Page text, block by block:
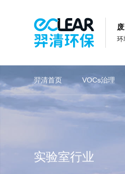
环
羿清首页 VOCs治理
重点推荐 石油化工行业重点推荐
观羿清发展
专注废气治理技术创新
企业文化
旗下网站
上海羿蓝官网
实验室行业
项目概述